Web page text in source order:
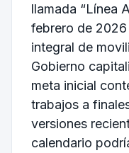
llamada “Línea
febrero de
integral de
Gobierno
meta inicial
trabajos a
versiones
calendario